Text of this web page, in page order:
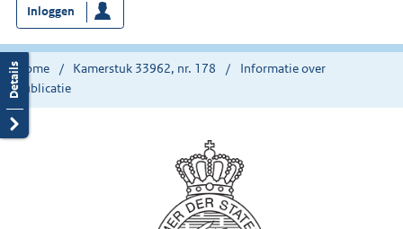
nu
hier:
Inloggen
Home Kamerstuk 33962, nr. 178
Informatie over
publicatie